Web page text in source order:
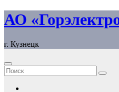
Перейти
к
АО
г. Кузнецк